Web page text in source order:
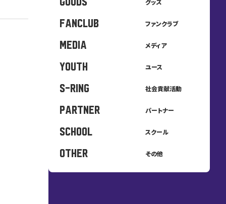
FANCLUB ファンクラブ
MEDIA メディア
YOUTH ユース
S-Ring 社会貢献活動
PARTNER パートナー
SCHOOL スクール
OTHER その他